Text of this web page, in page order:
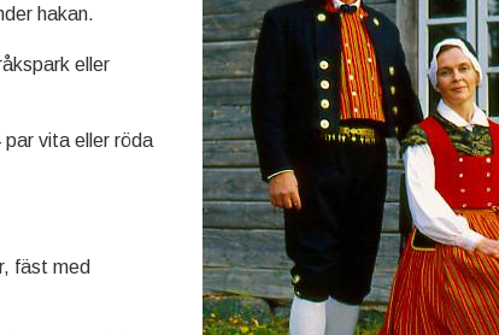
hakan.
eller
vita eller röda
fäst med